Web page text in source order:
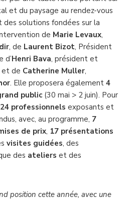
et du paysage au rendez-vous
solutions fondées sur la
de Marie Levaux,
, de Laurent Bizot, Président
d’Henri Bava, président et
et de Catherine Muller,
. Elle proposera également 4
public (30 mai > 2 juin). Pour
professionnels exposants et
avec, au programme, 7
de prix, 17 présentations
visites guidées, des
des ateliers et des
position cette année, avec une